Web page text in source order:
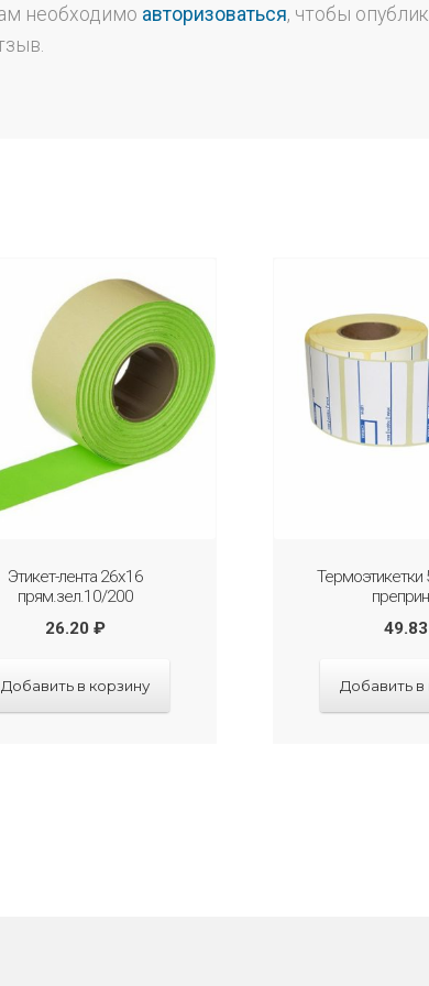
необходимо авторизоваться, чтобы
Этикет-лента 26х16
прям.зел.10/200
26.20 ₽
Добавить в корзину
49.83
Добавить в